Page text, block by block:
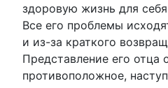
здоровую жизнь для
Все его проблемы
и из-за краткого
Представление его отца
противоположное,